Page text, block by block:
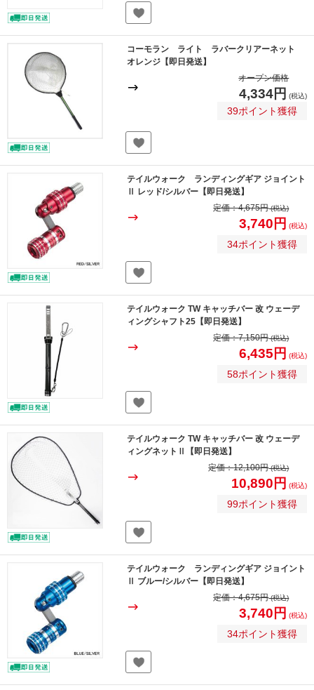
コーモラン ライト ラバークリアーネット
オレンジ【即日発送】
オープン価格
4,334円 (税込)
39ポイント獲得
テイルウォーク ランディングギア ジョイント
Ⅱ レッド/シルバー【即日発送】
定価：4,675円(税込)
3,740円 (税込)
34ポイント獲得
テイルウォーク TW キャッチバー 改 ウェーデ
ィングシャフト25【即日発送】
定価：7,150円(税込)
6,435円 (税込)
58ポイント獲得
テイルウォーク TW キャッチバー 改 ウェーデ
ィングネットⅡ【即日発送】
定価：12,100円(税込)
10,890円 (税込)
99ポイント獲得
テイルウォーク ランディングギア ジョイント
Ⅱ ブルー/シルバー【即日発送】
定価：4,675円(税込)
3,740円 (税込)
34ポイント獲得